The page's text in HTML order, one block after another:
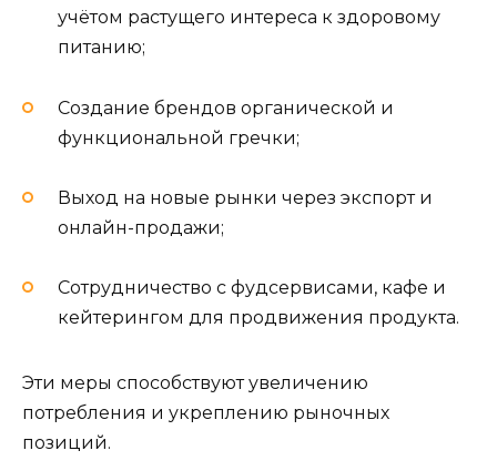
учётом растущего интереса к здоровому
питанию;
Создание брендов органической и
функциональной гречки;
Выход на новые рынки через экспорт и
онлайн-продажи;
Сотрудничество с фудсервисами, кафе и
кейтерингом для продвижения продукта.
Эти меры способствуют увеличению
потребления и укреплению рыночных
позиций.